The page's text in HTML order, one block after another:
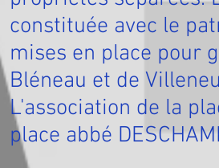
constituée avec le
mises en place pour
Bléneau et de
L'association de la
place abbé